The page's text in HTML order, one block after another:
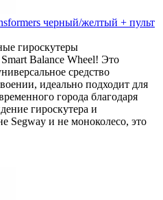
черный/желтый + пульт
гироскутеры
Balance Wheel! Это
средство
идеально подходит для
города благодаря
гироскутера и
Segway и не моноколесо, это